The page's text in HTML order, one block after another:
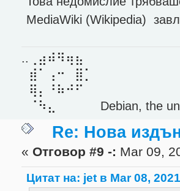
MediaWiki (Wikipedia)
..⢀⣴⠾⠻⢶⣦⠀
⣾⠁⢠⠒⠀⣿⡁
⢿⡄⠘⠷⠚⠋
⠈⠳⣄⠀⠀⠀⠀ Debian, the
Re: Нова
« Отговор #9 -: Mar 09,
Цитат на: jet в Mar 08,